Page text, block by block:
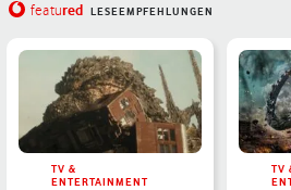
featured LESEEMPFEHLUNGEN
TV &
ENTERTAINMENT
TV